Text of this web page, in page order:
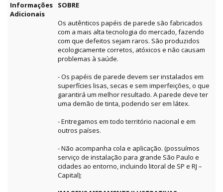
Informações
Adicionais
SOBRE
Os autênticos papéis de parede são fabricados
com a mais alta tecnologia do mercado, fazendo
com que defeitos sejam raros. São produzidos
ecologicamente corretos, atóxicos e não causam
problemas à saúde.
- Os papéis de parede devem ser instalados em
superfícies lisas, secas e sem imperfeições, o que
garantirá um melhor resultado. A parede deve ter
uma demão de tinta, podendo ser em látex.
- Entregamos em todo território nacional e em
outros países.
- Não acompanha cola e aplicação. (possuímos
serviço de instalação para grande São Paulo e
cidades ao entorno, incluindo litoral de SP e RJ –
Capital);